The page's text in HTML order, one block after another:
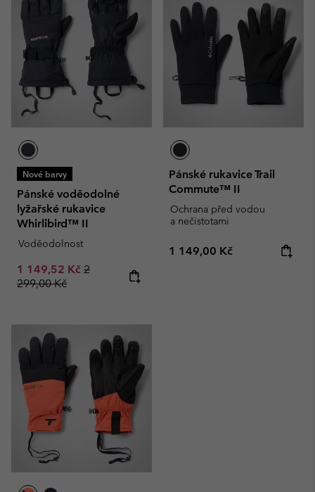
Nové barvy
Pánské voděodolné
lyžařské rukavice
Whirlibird™ II
Voděodolnost
Sale price:
1 149,52 Kč Regular price:
2
299,00 Kč
Pánské rukavice Trail
Commute™ II
Ochrana před vodou
a nečistotami
Regular price:
1 149,00 Kč